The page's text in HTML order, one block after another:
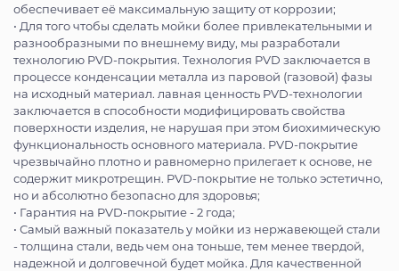
обеспечивает её максимальную защиту от коррозии;
• Для того чтобы сделать мойки более привлекательными и
разнообразными по внешнему виду, мы разработали
технологию PVD-покрытия. Технология PVD заключается в
процессе конденсации металла из паровой (газовой) фазы
на исходный материал. лавная ценность PVD-технологии
заключается в способности модифицировать свойства
поверхности изделия, не нарушая при этом биохимическую
функциональность основного материала. PVD-покрытие
чрезвычайно плотно и равномерно прилегает к основе, не
содержит микротрещин. PVD-покрытие не только эстетично,
но и абсолютно безопасно для здоровья;
• Гарантия на PVD-покрытие - 2 года;
• Самый важный показатель у мойки из нержавеющей стали
- толщина стали, ведь чем она тоньше, тем менее твердой,
надежной и долговечной будет мойка. Для качественной